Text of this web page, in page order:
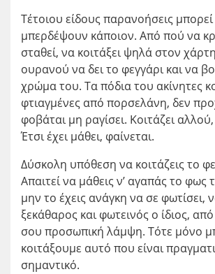
Τέτοιου είδους παρανοήσεις
μπερδέψουν κάποιον. Από πού να
σταθεί, να κοιτάξει ψηλά στον
ουρανού να δει το φεγγάρι και να
χρώμα του. Τα πόδια του ακίνητες
φτιαγμένες από πορσελάνη, δεν
φοβάται μη ραγίσει. Κοιτάζει
Έτσι έχει μάθει, φαίνεται.
Δύσκολη υπόθεση να κοιτάζεις το
Απαιτεί να μάθεις ν’ αγαπάς το φως
μην το έχεις ανάγκη να σε φωτίσει,
ξεκάθαρος και φωτεινός ο ίδιος,
σου προσωπική λάμψη. Τότε μόνο
κοιτάξουμε αυτό που είναι
σημαντικό.